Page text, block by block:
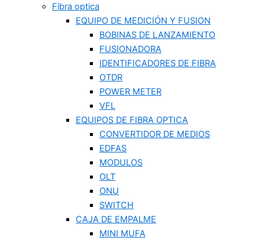
Fibra optica
EQUIPO DE MEDICIÓN Y FUSION
BOBINAS DE LANZAMIENTO
FUSIONADORA
IDENTIFICADORES DE FIBRA
OTDR
POWER METER
VFL
EQUIPOS DE FIBRA OPTICA
CONVERTIDOR DE MEDIOS
EDFAS
MODULOS
OLT
ONU
SWITCH
CAJA DE EMPALME
MINI MUFA